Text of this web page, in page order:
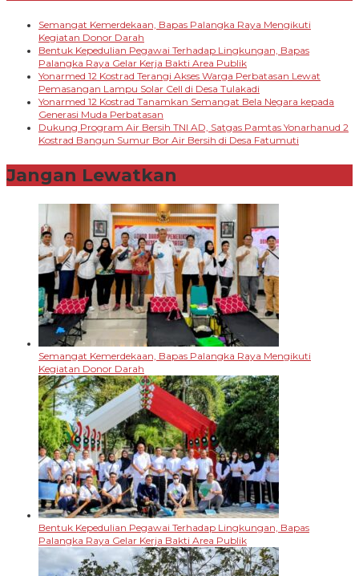
Semangat Kemerdekaan, Bapas Palangka Raya Mengikuti
Kegiatan Donor Darah
Bentuk Kepedulian Pegawai Terhadap Lingkungan, Bapas
Palangka Raya Gelar Kerja Bakti Area Publik
Yonarmed 12 Kostrad Terangi Akses Warga Perbatasan Lewat
Pemasangan Lampu Solar Cell di Desa Tulakadi
Yonarmed 12 Kostrad Tanamkan Semangat Bela Negara kepada
Generasi Muda Perbatasan
Dukung Program Air Bersih TNI AD, Satgas Pamtas Yonarhanud 2
Kostrad Bangun Sumur Bor Air Bersih di Desa Fatumuti
Jangan Lewatkan
Semangat Kemerdekaan, Bapas Palangka Raya Mengikuti
Kegiatan Donor Darah
Bentuk Kepedulian Pegawai Terhadap Lingkungan, Bapas
Palangka Raya Gelar Kerja Bakti Area Publik